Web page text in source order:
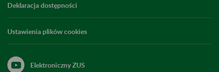
Deklaracja dostępności
Ustawienia plików cookies
Elektroniczny ZUS